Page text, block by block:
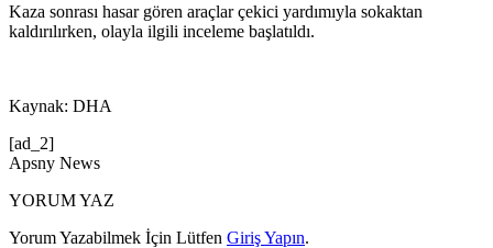
Kaza sonrası hasar gören araçlar çekici yardımıyla sokaktan
kaldırılırken, olayla ilgili inceleme başlatıldı.
Kaynak: DHA
[ad_2]
Apsny News
YORUM YAZ
Yorum Yazabilmek İçin Lütfen Giriş Yapın.